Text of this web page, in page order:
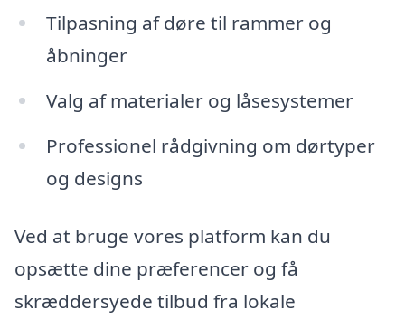
Tilpasning af døre til rammer og
åbninger
Valg af materialer og låsesystemer
Professionel rådgivning om dørtyper
og designs
Ved at bruge vores platform kan du
opsætte dine præferencer og få
skræddersyede tilbud fra lokale